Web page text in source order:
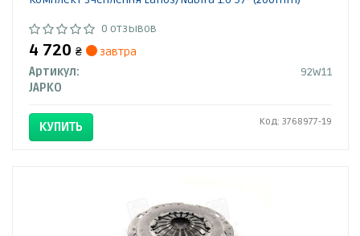
0 отзывов
4 720 ₴
завтра
Артикул:
92W11
JAPKO
КУПИТЬ Код: 3768977-19